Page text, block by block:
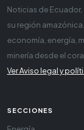
Noticias de Ecuador,
su región
economía, energía,
minería desde el
Ver Aviso legal y
SECCIONES